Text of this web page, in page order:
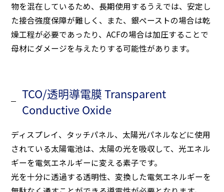
物を混在しているため、長期使用するうえでは、安定し
た接合強度保障が難しく、また、銀ペーストの場合は乾
燥工程が必要であったり、ACFの場合は加圧することで
母材にダメージを与えたりする可能性があります。
TCO/透明導電膜 Transparent
Conductive Oxide
ディスプレイ、タッチパネル、太陽光パネルなどに使用
されている太陽電池は、太陽の光を吸収して、光エネル
ギーを電気エネルギーに変える素子です。
光を十分に透過する透明性、変換した電気エネルギーを